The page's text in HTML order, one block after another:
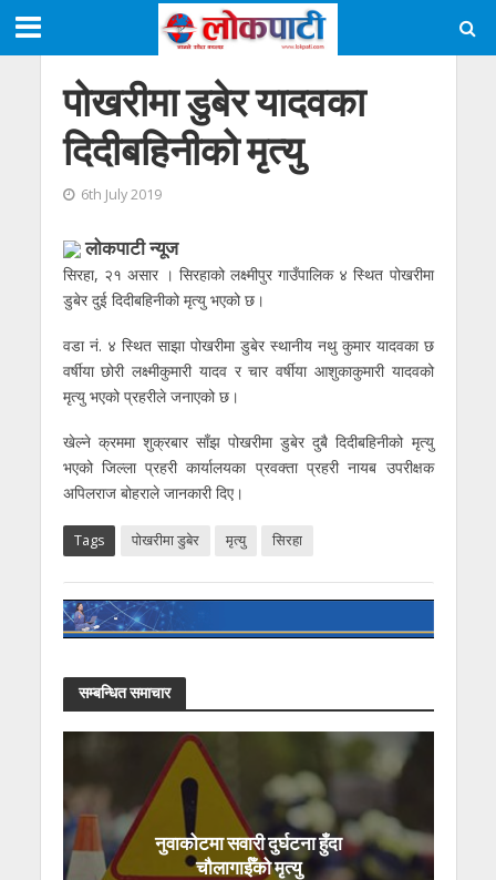
पोखरीमा डुबेर यादवका
दिदीबहिनीको मृत्यु
6th July 2019
लाेकपाटी न्यूज
सिरहा, २१ असार । सिरहाको लक्ष्मीपुर गाउँपालिक ४ स्थित पोखरीमा
डुबेर दुई दिदीबहिनीको मृत्यु भएको छ।
वडा नं. ४ स्थित साझा पोखरीमा डुबेर स्थानीय नथु कुमार यादवका छ
वर्षीया छोरी लक्ष्मीकुमारी यादव र चार वर्षीया आशुकाकुमारी यादवको
मृत्यु भएको प्रहरीले जनाएको छ।
खेल्ने क्रममा शुक्रबार साँझ पोखरीमा डुबेर दुबै दिदीबहिनीको मृत्यु
भएको जिल्ला प्रहरी कार्यालयका प्रवक्ता प्रहरी नायब उपरीक्षक
अपिलराज बोहराले जानकारी दिए।
Tags पोखरीमा डुबेर मृत्यु सिरहा
सम्बन्धित समाचार
नुवाकोटमा सवारी दुर्घटना हुँदा
चौलागाईँको मृत्यु